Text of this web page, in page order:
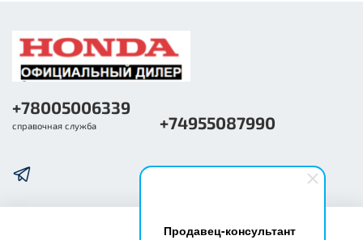
Продавец-консультант
+78005006339
справочная служба +74955087990